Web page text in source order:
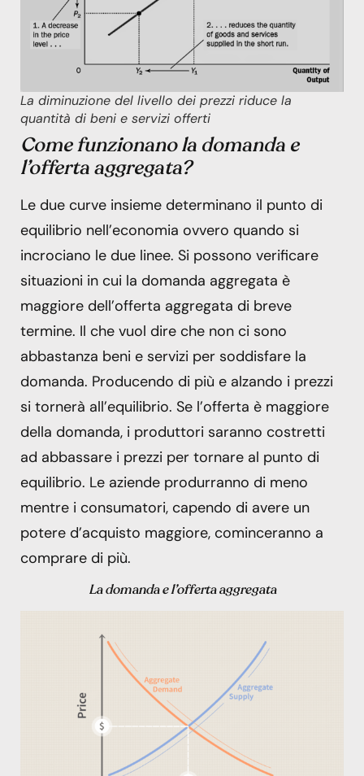
La diminuzione del livello dei prezzi riduce la
quantità di beni e servizi offerti
Come funzionano la domanda e
l’offerta aggregata?
Le due curve insieme determinano il punto di
equilibrio nell’economia ovvero quando si
incrociano le due linee. Si possono verificare
situazioni in cui la domanda aggregata è
maggiore dell’offerta aggregata di breve
termine. Il che vuol dire che non ci sono
abbastanza beni e servizi per soddisfare la
domanda. Producendo di più e alzando i prezzi
si tornerà all’equilibrio. Se l’offerta è maggiore
della domanda, i produttori saranno costretti
ad abbassare i prezzi per tornare al punto di
equilibrio. Le aziende produrranno di meno
mentre i consumatori, capendo di avere un
potere d’acquisto maggiore, cominceranno a
comprare di più.
La domanda e l’offerta aggregata